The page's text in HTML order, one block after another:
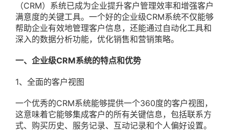
（CRM）系统已成为企业提升客户管理效率和增强客户
满意度的关键工具。一个好的企业级CRM系统不仅能够
帮助企业有效地管理客户信息，还能通过自动化工具和
深入的数据分析功能，优化销售和营销策略。
一、企业级CRM系统的特点和优势
1、全面的客户视图
一个优秀的CRM系统能够提供一个360度的客户视图，
这意味着它能够集成客户的所有关键信息，包括联系方
式、购买历史、服务记录、互动记录和个人偏好设置。